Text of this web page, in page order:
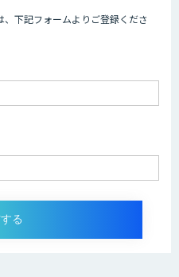
下記フォームよりご登録くださ